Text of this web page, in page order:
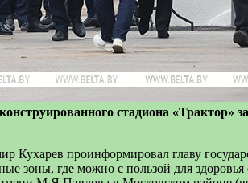
стадиона «Трактор»
Кухарев проинформировал главу
зоны, где можно с пользой для